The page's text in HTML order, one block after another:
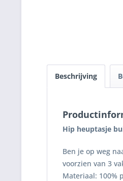
Beschrijving
Hip heuptasje
Ben je op weg
voorzien van 3
Materiaal: 100%